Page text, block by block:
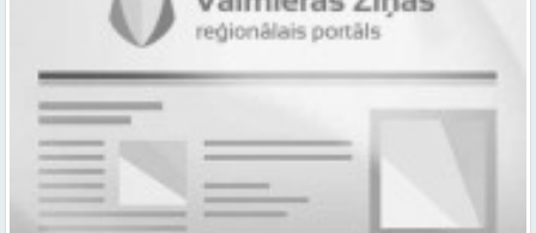
komunikācijas spējas labas iemaņas darbā ar datoru un
elektronisko kases aparātu UZŅĒMUMS PIEDĀVĀ: darbu stabilā
uzņēmumā darba laiku: maiņu grafiks (1. dežūra no plkst. 05.20 līdz
plkst. 16.20 un 2.dežūra no plkst. 12.50-21.00) darba samaksu sākot no
1100 līdz 1250 EUR (pirms nodokļu nomaksas) pilnas sociālās
garantijas veselības apdrošināšanas iespējas dinamisku un
profesionālu darba vidi apmācību pirms darba pienākumu
uzsākšanas CV ar norādi vakancei „dispečers Valmierā” iesniegt līdz
2026. gada 21. augustam (ieskaitot): sūtot elektroniski uz info@vtu-
valmiera.lv personīgi SIA „VTU Valmiera”, Reģ.nr. 40003004220,
„Brandeļi”, Brandeļi, Kocēnu pagasts, Valmieras novads, personāla
daļā darba dienās no plkst. 13:00 līdz 16:00. 2 nedēļu laikā pēc